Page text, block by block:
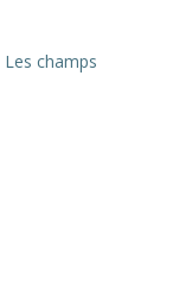
Les champs